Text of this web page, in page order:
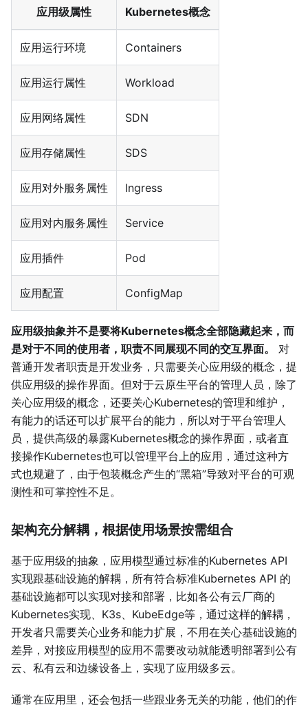
应用级属性 Kubernetes概念
应用运行环境 Containers
应用运行属性 Workload
应用网络属性 SDN
应用存储属性 SDS
应用对外服务属性 Ingress
应用对内服务属性 Service
应用插件 Pod
应用配置 ConfigMap
应用级抽象并不是要将Kubernetes概念全部隐藏起来，而
是对于不同的使用者，职责不同展现不同的交互界面。
对
普通开发者职责是开发业务，只需要关心应用级的概念，提
供应用级的操作界面。但对于云原生平台的管理人员，除了
关心应用级的概念，还要关心Kubernetes的管理和维护，
有能力的话还可以扩展平台的能力，所以对于平台管理人
员，提供高级的暴露Kubernetes概念的操作界面，或者直
接操作Kubernetes也可以管理平台上的应用，通过这种方
式也规避了，由于包装概念产生的“黑箱”导致对平台的可观
测性和可掌控性不足。
架构充分解耦，根据使用场景按需组合
基于应用级的抽象，应用模型通过标准的Kubernetes API
实现跟基础设施的解耦，所有符合标准Kubernetes API 的
基础设施都可以实现对接和部署，比如各公有云厂商的
Kubernetes实现、K3s、KubeEdge等，通过这样的解耦，
开发者只需要关心业务和能力扩展，不用在关心基础设施的
差异，对接应用模型的应用不需要改动就能透明部署到公有
云、私有云和边缘设备上，实现了应用级多云。
通常在应用里，还会包括一些跟业务无关的功能，他们的作